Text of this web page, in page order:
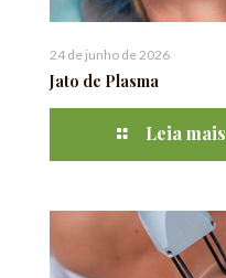
24 de junho de 2026
Jato de Plasma
Leia mais